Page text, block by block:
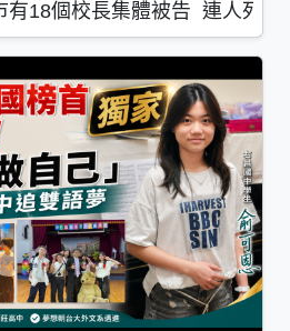
有18個校長集體被告 連人死了